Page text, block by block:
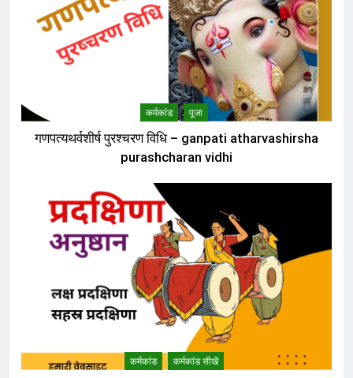
कर्मकांड पूजा
गणपत्यथर्वशीर्ष पुरश्चरण विधि – ganpati atharvashirsha
purashcharan vidhi
कर्मकांड कर्मकांड सीखें